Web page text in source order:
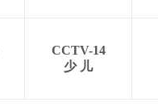
CCTV-14
少 儿